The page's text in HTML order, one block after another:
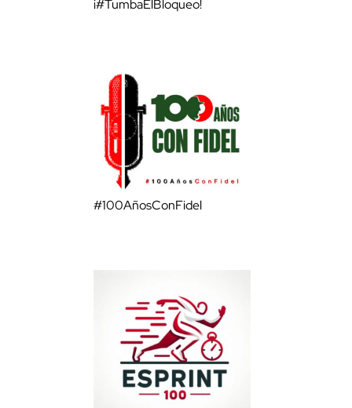
¡#TumbaElBloqueo!
#100AñosConFidel